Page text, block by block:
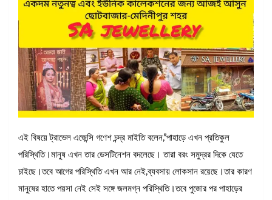
এই বিষয়ে ট্রাভেল এজেন্সি গণেশ চন্দ্র মাইতি বলেন,”পাহাড়ে এখন প্রতিকুল
পরিস্থিতি।মানুষ এখন তার ডেসটিনেশন বদলেছে। তারা বরং সমুদ্রর দিকে যেতে
চাইছে।তবে আগের পরিস্থিতি এখন আর নেই,ব্যবসায় লোকসান রয়েছে।তার কারণ
মানুষের হাতে পয়সা নেই সেই সঙ্গে জলমগ্ন পরিস্থিতি।তবে পুজোর পর পাহাড়ের